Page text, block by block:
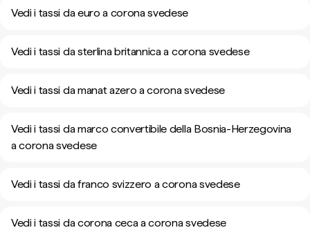
Vedi i tassi da euro a corona svedese
Vedi i tassi da sterlina britannica a corona svedese
Vedi i tassi da manat azero a corona svedese
Vedi i tassi da marco convertibile della Bosnia-Herzegovina
a corona svedese
Vedi i tassi da franco svizzero a corona svedese
Vedi i tassi da corona ceca a corona svedese